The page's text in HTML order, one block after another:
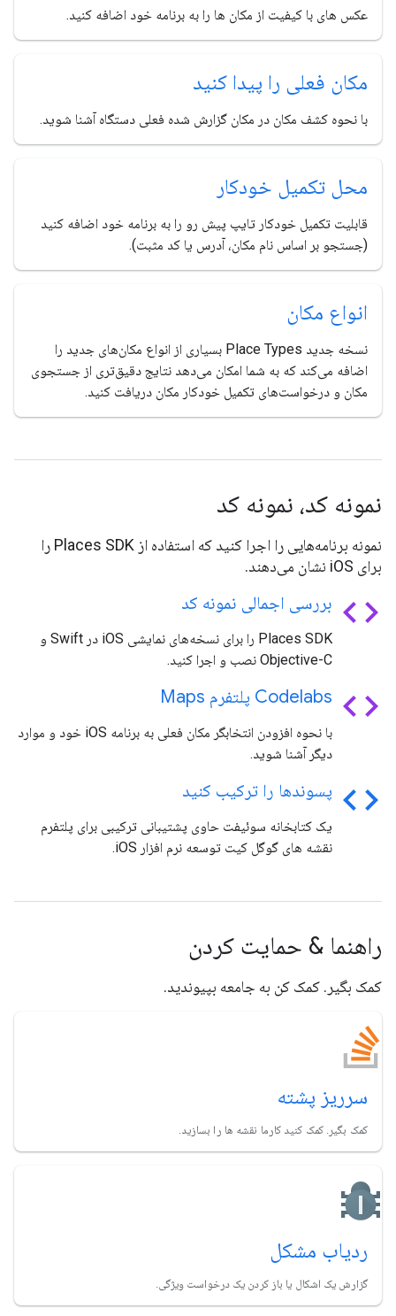
عکس های با کیفیت از مکان ها را به برنامه خود اضافه کنید.
مکان فعلی را پیدا کنید
با نحوه کشف مکان در مکان گزارش شده فعلی دستگاه آشنا شوید.
محل تکمیل خودکار
قابلیت تکمیل خودکار تایپ پیش رو را به برنامه خود اضافه کنید
(جستجو بر اساس نام مکان، آدرس یا کد مثبت).
انواع مکان
نسخه جدید Place Types بسیاری از انواع مکان‌های جدید را
اضافه می‌کند که به شما امکان می‌دهد نتایج دقیق‌تری از جستجوی
مکان و درخواست‌های تکمیل خودکار مکان دریافت کنید.
نمونه کد، نمونه کد
نمونه برنامه‌هایی را اجرا کنید که استفاده از Places SDK را
برای iOS نشان می‌دهند.
code بررسی اجمالی نمونه کد
Places SDK را برای نسخه‌های نمایشی iOS در Swift و
Objective-C نصب و اجرا کنید.
code Codelabs پلتفرم Maps
با نحوه افزودن انتخابگر مکان فعلی به برنامه iOS خود و موارد
دیگر آشنا شوید.
code پسوندها را ترکیب کنید
یک کتابخانه سوئیفت حاوی پشتیبانی ترکیبی برای پلتفرم
نقشه های گوگل کیت توسعه نرم افزار iOS.
راهنما & حمایت کردن
کمک بگیر. کمک کن به جامعه بپیوندید.
سرریز پشته
کمک بگیر. کمک کنید کارما نقشه ها را بسازید.
ردیاب مشکل
گزارش یک اشکال یا باز کردن یک درخواست ویژگی.